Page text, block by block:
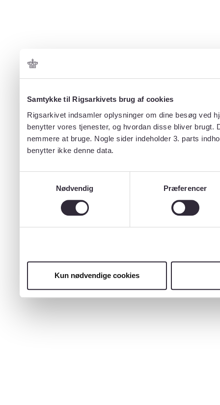
Samtykke til Rigsarkivets brug af cookies
Rigsarkivet indsamler oplysninger om dine besøg ved
benytter vores tjenester, og hvordan disse bliver
nemmere at bruge. Nogle sider indeholder 3. parts
benytter ikke denne data.
Nødvendig
Præferencer
Kun nødvendige cookies